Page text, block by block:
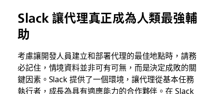
Slack 讓代理真正成為人類最強輔
助
考慮讓開發人員建立和部署代理的最佳地點時，請務
必記住，情境資料並非可有可無，而是決定成敗的關
鍵因素。Slack 提供了一個環境，讓代理從基本任務
執行者，成長為具有適應能力的合作夥伴。在 Slack